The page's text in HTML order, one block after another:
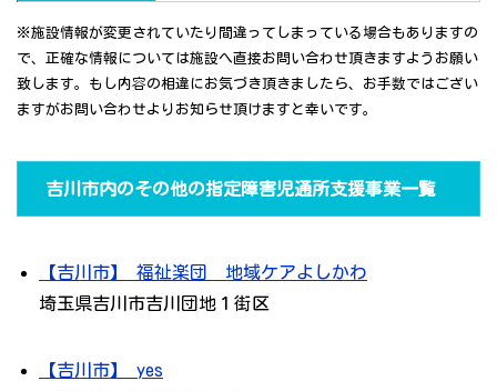
※施設情報が変更されていたり間違ってしまっている場合もありますの
で、正確な情報については施設へ直接お問い合わせ頂きますようお願い
致します。もし内容の相違にお気づき頂きましたら、お手数ではござい
ますがお問い合わせよりお知らせ頂けますと幸いです。
吉川市内のその他の指定障害児通所支援事業一覧
【吉川市】 福祉楽団 地域ケアよしかわ
埼玉県吉川市吉川団地１街区
【吉川市】 yes